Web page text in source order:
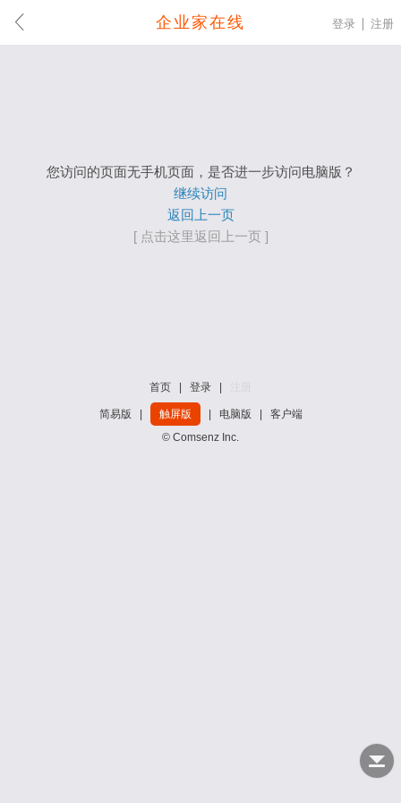
企业家在线 登录 注册
您访问的页面无手机页面，是否进一步访问电脑版？
继续访问
返回上一页
[ 点击这里返回上一页 ]
首页 登录
简易版 触屏版 电脑版
客户端
© Comsenz Inc.